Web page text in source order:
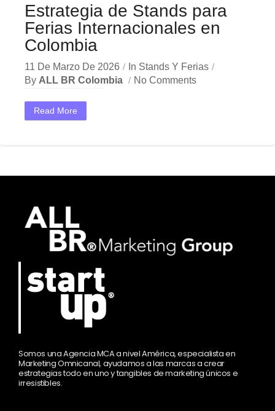
Estrategia de Stands para
Ferias Internacionales en
Colombia
11 De Marzo De 2026 In Stands Y Ferias
By ALL BR Colombia No Comments
Read More
Somos una Agencia MCA a nivel América, especialista en
Marketing Omnicanal, ayudamos a las marcas a crear
estrategias todo en uno y tangibles de marketing únicos e
irresistibles.